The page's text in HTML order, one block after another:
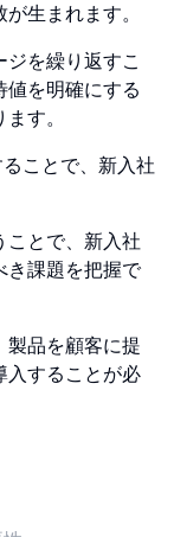
生まれます。
を繰り返すこ
値を明確にする
す。
ことで、新入社
ことで、新入社
き課題を把握で
製品を顧客に提
入することが必